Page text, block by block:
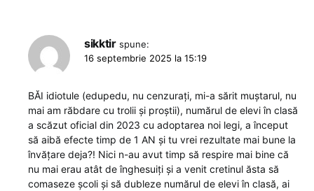
sikktir spune:
16 septembrie 2025 la 15:19
BĂI idiotule (edupedu, nu cenzurați, mi-a sărit muștarul, nu
mai am răbdare cu trolii și proștii), numărul de elevi în clasă
a scăzut oficial din 2023 cu adoptarea noi legi, a început
să aibă efecte timp de 1 AN și tu vrei rezultate mai bune la
învățare deja?! Nici n-au avut timp să respire mai bine că
nu mai erau atât de înghesuiți și a venit cretinul ăsta să
comaseze școli și să dubleze numărul de elevi în clasă, ai